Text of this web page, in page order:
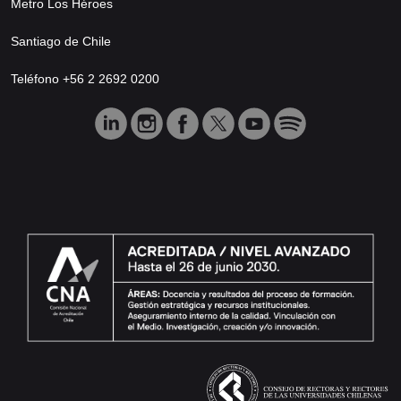
Metro Los Héroes
Santiago de Chile
Teléfono +56 2 2692 0200